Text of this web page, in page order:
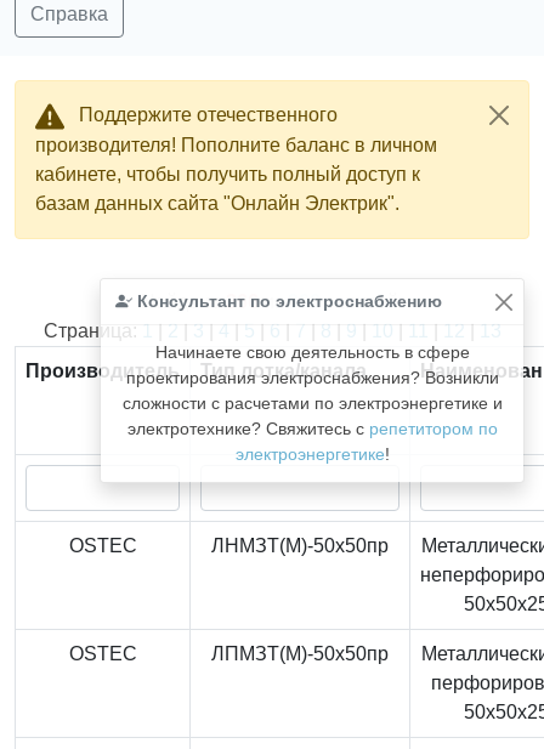
Справка
Поддержите отечественного
производителя! Пополните баланс в личном
кабинете, чтобы получить полный доступ к
базам данных сайта "Онлайн Электрик".
Консультант по электроснабжению
Начинаете свою деятельность в сфере
проектирования электроснабжения? Возникли
сложности с расчетами по электроэнергетике и
электротехнике? Свяжитесь с репетитором по
электроэнергетике!
Найдено366из366записей.
Страница: 1 | 2 | 3 | 4 | 5 | 6 | 7 | 8 | 9 | 10 | 11 | 12 | 13
Производитель
Тип лотка/канала
OSTEC ЛНМЗТ(М)-50x50пр
OSTEC ЛПМЗТ(М)-50x50пр